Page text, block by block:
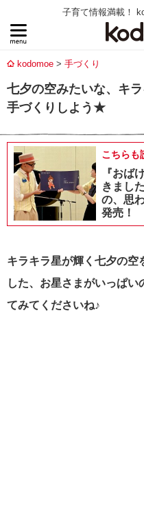
子育て情報満載！
kodomoe 手づくり
七夕の空みたいな、キ
手づくりしよう★
こちらも
『おば
きまし
の、思
発売！
キラキラ星が輝く七夕の
した、お星さまがいっぱ
てみてくださいね♪